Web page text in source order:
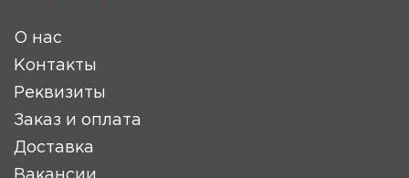
О нас
Контакты
Реквизиты
Заказ и оплата
Доставка